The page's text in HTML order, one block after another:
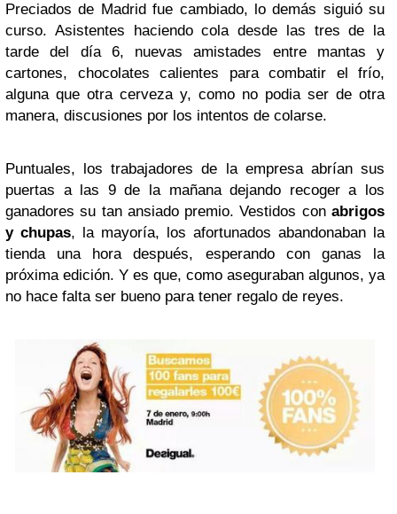
Preciados de Madrid fue cambiado, lo demás siguió su
curso. Asistentes haciendo cola desde las tres de la
tarde del día 6, nuevas amistades entre mantas y
cartones, chocolates calientes para combatir el frío,
alguna que otra cerveza y, como no podia ser de otra
manera, discusiones por los intentos de colarse.
Puntuales, los trabajadores de la empresa abrían sus
puertas a las 9 de la mañana dejando recoger a los
ganadores su tan ansiado premio. Vestidos con abrigos
y chupas, la mayoría, los afortunados abandonaban la
tienda una hora después, esperando con ganas la
próxima edición. Y es que, como aseguraban algunos, ya
no hace falta ser bueno para tener regalo de reyes.